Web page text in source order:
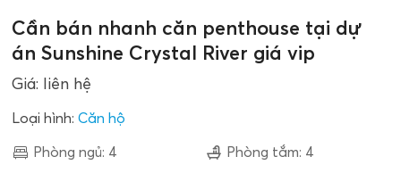
Cần bán nhanh căn penthouse tại dự
án Sunshine Crystal River giá vip
Giá: liên hệ
Loại hình:Căn hộ
Phòng ngủ: 4 Phòng tắm: 4